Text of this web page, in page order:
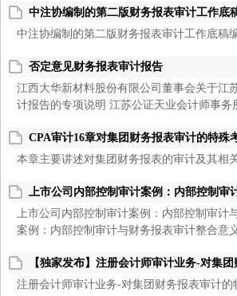
家
中注协编制的第二版财务报表审计工作底
中注协编制的第二版财务报表审计工作底稿
否定意见财务报表审计报告
江西大华新材料股份有限公司董事会关于江
计报告的专项说明 江苏公证天业会计师事
CPA审计16章对集团财务报表审计的特殊
本章主要讲述对集团财务报表的审计及其相
上市公司内部控制审计案例：内部控制审
上市公司内部控制审计案例：内部控制审计
案例：内部控制审计与财务报表审计整合意
【独家发布】注册会计师审计业务-对集
注册会计师审计业务-对集团财务报表审计的